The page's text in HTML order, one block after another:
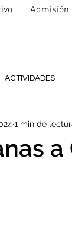
Admisión
ACTIVIDADES
a
1 min de